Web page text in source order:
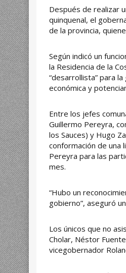
Después de realizar
quinquenal, el
de la provincia,
Según indicó un
la Residencia de la
“desarrollista” para
económica y
Entre los jefes
Guillermo Pereyra,
los Sauces) y Hugo
conformación de una
Pereyra para las
mes.
“Hubo un
gobierno”, aseguró
Los únicos que no
Cholar, Néstor
vicegobernador